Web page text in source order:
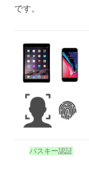
です。
パスキー認証